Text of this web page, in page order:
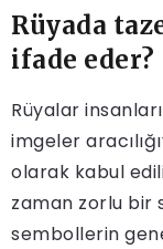
Rüyada
ifade eder?
Rüyalar
imgeler
olarak kabul
zaman zorlu bir
sembollerin